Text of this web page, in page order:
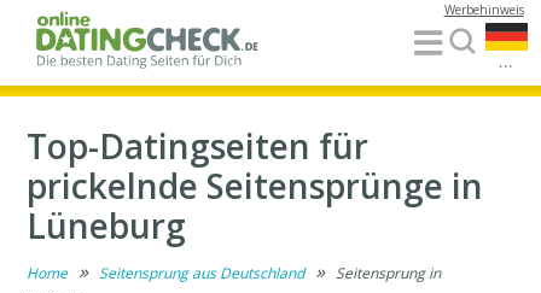
...
Werbehinweis
Top-Datingseiten für
prickelnde Seitensprünge in
Lüneburg
Home » Seitensprung aus Deutschland » Seitensprung in